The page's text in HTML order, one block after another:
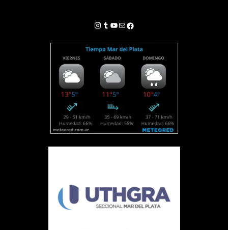
Instagram
Tumblr
YouTube
Correo electrónico
Facebook